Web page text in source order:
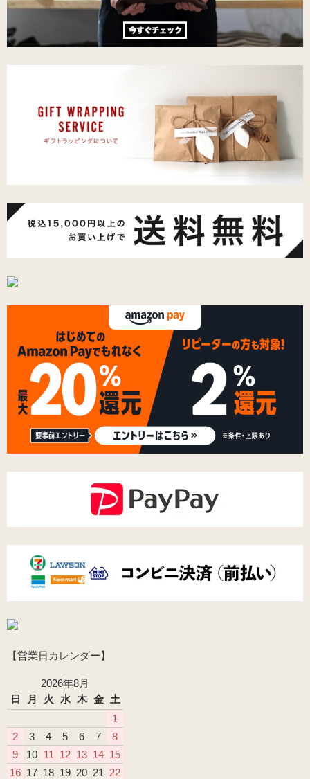
【営業日カレンダー】
2026年8月
日
月 火 水 木 金
土
1
2
3 4 5 6 7
8
9
10 11 12 13 14 15
16 17 18 19 20 21 22